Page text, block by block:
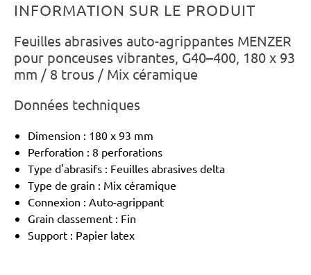
INFORMATION SUR LE PRODUIT
Feuilles abrasives auto-agrippantes MENZER
pour ponceuses vibrantes, G40–400, 180 x 93
mm / 8 trous / Mix céramique
Données techniques
Dimension : 180 x 93 mm
Perforation : 8 perforations
Type d'abrasifs : Feuilles abrasives delta
Type de grain : Mix céramique
Connexion : Auto-agrippant
Grain classement : Fin
Support : Papier latex